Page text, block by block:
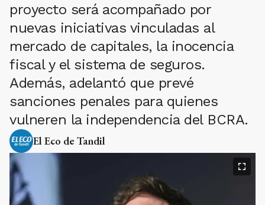
proyecto será acompañado por
nuevas iniciativas vinculadas al
mercado de capitales, la inocencia
fiscal y el sistema de seguros.
Además, adelantó que prevé
sanciones penales para quienes
vulneren la independencia del BCRA.
El Eco de Tandil